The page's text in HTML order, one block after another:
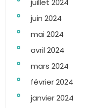
juillet 2024
juin 2024
mai 2024
avril 2024
mars 2024
février 2024
janvier 2024